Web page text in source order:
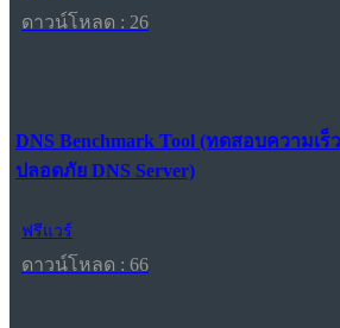
ดาวน์โหลด : 26
DNS Benchmark Tool (ทดสอบความเร็
ปลอดภัย DNS Server)
ฟรีแวร์
ดาวน์โหลด : 66